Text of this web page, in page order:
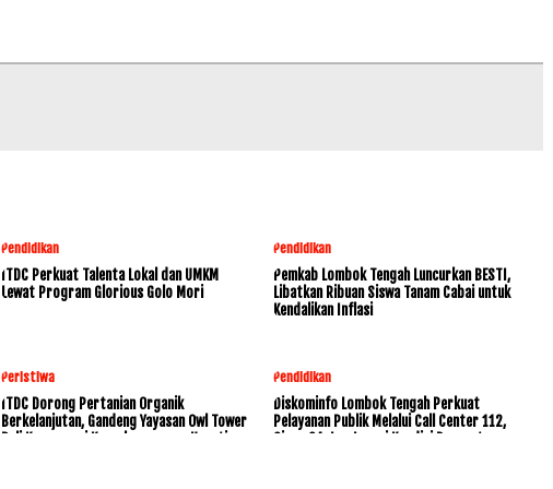
Pendidikan
ITDC Perkuat Talenta Lokal dan UMKM
Lewat Program Glorious Golo Mori
Pendidikan
Pemkab Lombok Tengah Luncurkan BESTI,
Libatkan Ribuan Siswa Tanam Cabai untuk
Kendalikan Inflasi
Peristiwa
ITDC Dorong Pertanian Organik
Berkelanjutan, Gandeng Yayasan Owl Tower
Bali Konservasi Keanekaragaman Hayati
Pendidikan
Diskominfo Lombok Tengah Perkuat
Pelayanan Publik Melalui Call Center 112,
Siaga 24 Jam Layani Kondisi Darurat